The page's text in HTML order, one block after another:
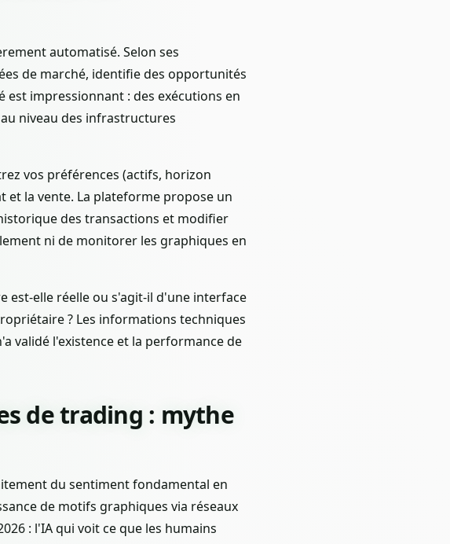
automatisé. Selon ses
de marché, identifie des opportunités
impressionnant : des exécutions en
niveau des infrastructures
vos préférences (actifs, horizon
et la vente. La plateforme propose un
des transactions et modifier
ni de monitorer les graphiques en
est-elle réelle ou s'agit-il d'une interface
? Les informations techniques
validé l'existence et la performance de
de trading : mythe
du sentiment fondamental en
de motifs graphiques via réseaux
: l'IA qui voit ce que les humains